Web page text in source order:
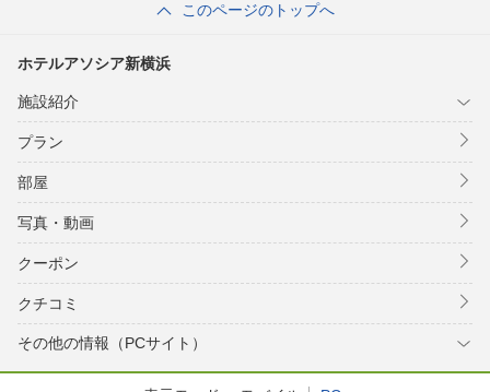
このページのトップへ
ホテルアソシア新横浜
施設紹介
プラン
部屋
写真・動画
クーポン
クチコミ
その他の情報（PCサイト）